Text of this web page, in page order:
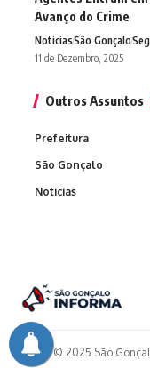
Avanço do Crime
NoticiasSão Gonçalo
11 de Dezembro, 2025
Outros Assuntos
Prefeitura
São Gonçalo
Noticias
© 2025 São